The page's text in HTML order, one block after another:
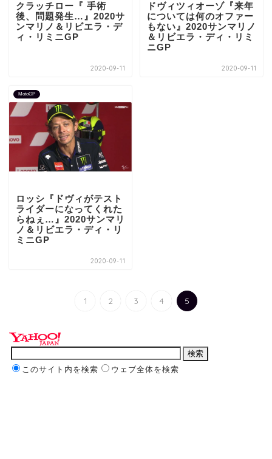
クラッチロー『 手術
後、問題発生…』2020サ
ンマリノ＆リビエラ・デ
ィ・リミニGP
2020-09-11
ドヴィツィオーゾ『来年
については何のオファー
もない』2020サンマリノ
＆リビエラ・ディ・リミ
ニGP
2020-09-11
MotoGP
ロッシ『ドヴィがテスト
ライダーになってくれた
らねぇ…』2020サンマリ
ノ＆リビエラ・ディ・リ
ミニGP
2020-09-11
1 2 3 4 5
このサイト内を検索 ウェブ全体を検索